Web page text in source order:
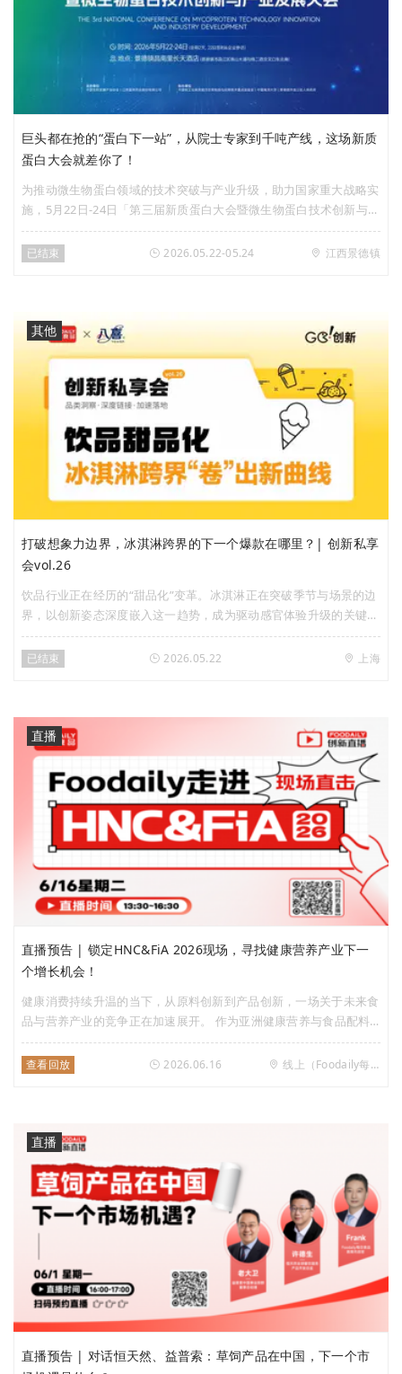
巨头都在抢的“蛋白下一站”，从院士专家到千吨产线，这场新质
蛋白大会就差你了！
为推动微生物蛋白领域的技术突破与产业升级，助力国家重大战略实
施，5月22日-24日「第三届新质蛋白大会暨微生物蛋白技术创新与产
业发展大会」在江西省景德镇市召开。Foodaily联合富祥股份深度参
与策划该专题内容，全力助推蛋白创新赛道的发展，深入探讨新质蛋
已结束 2026.05.22-05.24 江西景德镇
其他
打破想象力边界，冰淇淋跨界的下一个爆款在哪里？| 创新私享
会vol.26
饮品行业正在经历的“甜品化”变革。冰淇淋正在突破季节与场景的边
界，以创新姿态深度嵌入这一趋势，成为驱动感官体验升级的关键变
量。在此背景下，Foodaily将于5月22日（周五）携手国民冰淇淋品
牌八喜，特别策划「饮品甜品化，冰淇淋跨界“卷”出新曲线」主题
已结束 2026.05.22 上海
直播
直播预告 | 锁定HNC&FiA 2026现场，寻找健康营养产业下一
个增长机会！
健康消费持续升温的当下，从原料创新到产品创新，一场关于未来食
品与营养产业的竞争正在加速展开。 作为亚洲健康营养与食品配料
领域的标志性展会，2026 HNC亚洲天然及保健品展与FiA健康天然原
料、食品配料展览会即将同期启幕。 前者立足大健康终端消费市
需求洞察到产品创新落地，从终端品牌竞争到上游技术突破，两大展
会联动构建起覆盖全产业链的创新生态，也成为观察未来十年健康食
品产业趋势的重要窗口。 2026年的创新风向又将吹向哪里？
查看回放 2026.06.16 线上（Foodaily每日食品视频号）
直播
直播预告 | 对话恒天然、益普索：草饲产品在中国，下一个市